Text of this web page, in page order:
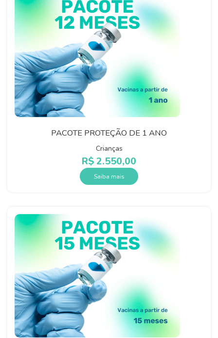
PACOTE PROTEÇÃO DE 1 ANO
Crianças
R$2.550,00
Saiba mais